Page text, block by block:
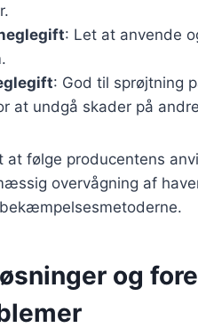
: Let at anvende
: God til sprøjtning
at undgå skader på
at følge producentens
overvågning af
og